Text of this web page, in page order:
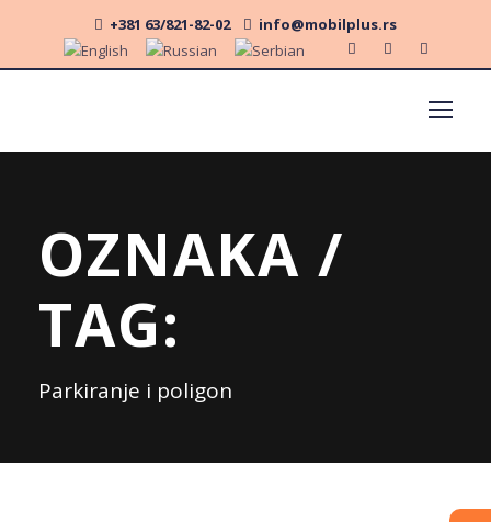
+381 63/821-82-02 info@mobilplus.rs
OZNAKA /
TAG:
Parkiranje i poligon